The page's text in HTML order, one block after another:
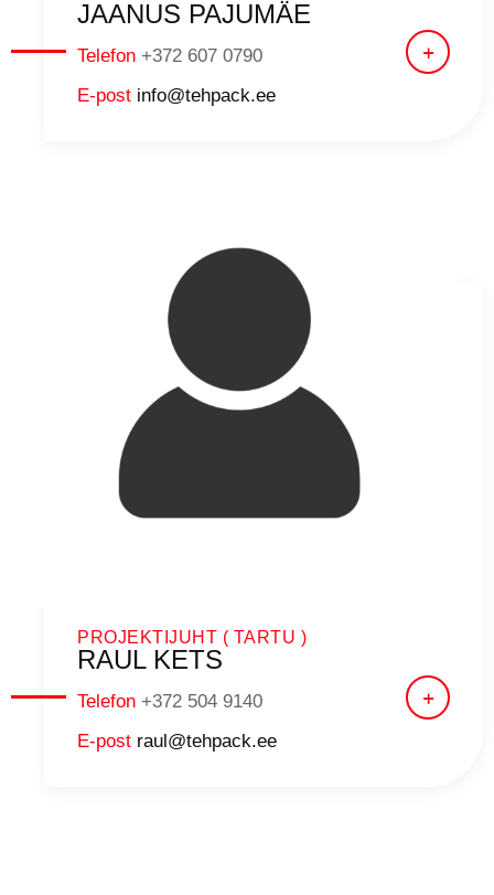
JAANUS PAJUMÄE
Telefon +372 607 0790
E-post info@tehpack.ee
PROJEKTIJUHT ( TARTU )
RAUL KETS
Telefon +372 504 9140
E-post raul@tehpack.ee